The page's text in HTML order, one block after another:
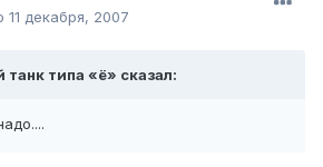
11 декабря, 2007
типа «ё» сказал: